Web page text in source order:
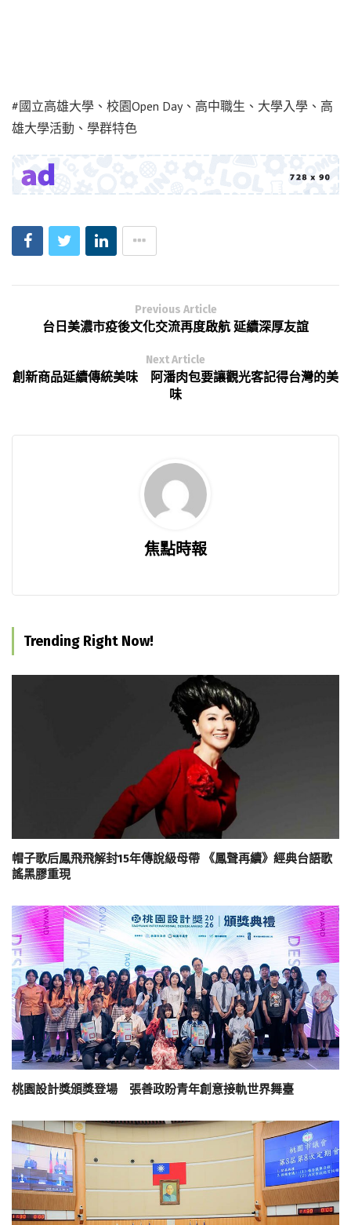
#國立高雄大學、校園Open Day、高中職生、大學入學、高
雄大學活動、學群特色
Previous Article
台日美濃市疫後文化交流再度啟航 延續深厚友誼
Next Article
創新商品延續傳統美味 阿潘肉包要讓觀光客記得台灣的美
味
焦點時報
Trending Right Now!
帽子歌后鳳飛飛解封15年傳說級母帶 《鳳聲再續》經典台語歌
謠黑膠重現
桃園設計獎頒獎登場 張善政盼青年創意接軌世界舞臺